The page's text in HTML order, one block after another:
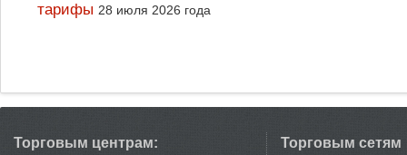
тарифы 28 июля 2026 года
Торговым центрам: Торговым сетям